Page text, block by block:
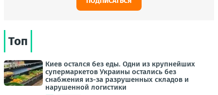
Топ
Киев остался без еды. Одни из крупнейших
супермаркетов Украины остались без
снабжения из-за разрушенных складов и
нарушенной логистики